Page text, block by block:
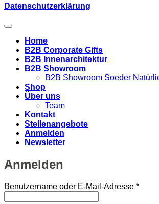
Datenschutzerklärung
Home
B2B Corporate Gifts
B2B Innenarchitektur
B2B Showroom
B2B Showroom Soeder
Shop
Über uns
Team
Kontakt
Stellenangebote
Anmelden
Newsletter
Anmelden
Benutzername oder E-Mail-Adresse *